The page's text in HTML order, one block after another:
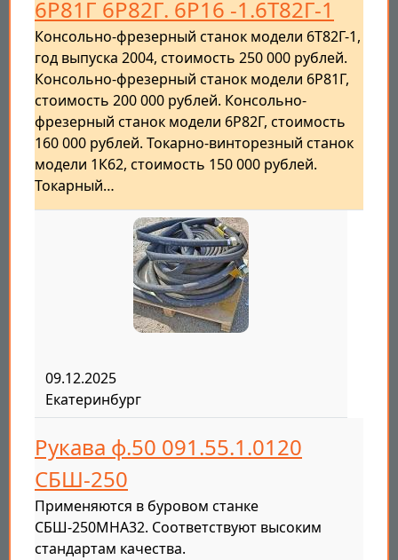
6Р81Г 6Р82Г. 6Р16 -1.6Т82Г-1
Консольно-фрезерный станок модели 6Т82Г-1,
год выпуска 2004, стоимость 250 000 рублей.
Консольно-фрезерный станок модели 6Р81Г,
стоимость 200 000 рублей. Консольно-
фрезерный станок модели 6Р82Г, стоимость
160 000 рублей. Токарно-винторезный станок
модели 1К62, стоимость 150 000 рублей.
Токарный…
09.12.2025
Екатеринбург
Рукава ф.50 091.55.1.0120
СБШ-250
Применяются в буровом станке
СБШ-250МНА32. Соответствуют высоким
стандартам качества.